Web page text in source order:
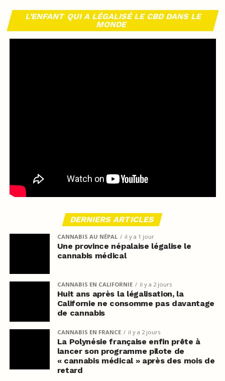
L’ENFANT QUI A LÉGALISÉ LE CBD DANS LE
MONDE
DERNIERS ARTICLES
CANNABIS AU NÉPAL il y a 1 jour
Une province népalaise légalise le
cannabis médical
CANNABIS EN CALIFORNIE il y a 2 jours
Huit ans après la légalisation, la
Californie ne consomme pas davantage
de cannabis
CANNABIS EN FRANCE il y a 2 jours
La Polynésie française enfin prête à
lancer son programme pilote de
« cannabis médical » après des mois de
retard